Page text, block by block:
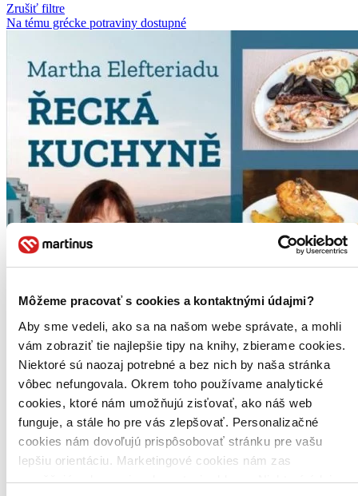
Môžeme pracovať s cookies a kontaktnými údajmi?
Aby sme vedeli, ako sa na našom webe správate, a mohli
vám zobraziť tie najlepšie tipy na knihy, zbierame cookies.
Niektoré sú naozaj potrebné a bez nich by naša stránka
vôbec nefungovala. Okrem toho používame analytické
cookies, ktoré nám umožňujú zisťovať, ako náš web
funguje, a stále ho pre vás zlepšovať. Personalizačné
cookies nám dovoľujú prispôsobovať stránku pre vašu
lepšiu orientáciu. Marketingové cookies nám zas
umožňujú zobrazenie relevantnej reklamy. Niektoré údaje
Zrušiť filtre
Na tému grécke potraviny dostupné